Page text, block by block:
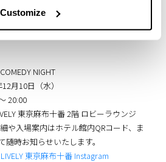
Customize
COMEDY NIGHT
月10日（水）
20:00
東京麻布十番 2階 ロビーラウンジ
や入場案内はホテル館内QRコード、ま
随時お知らせいたします。
東京麻布十番 Instagram